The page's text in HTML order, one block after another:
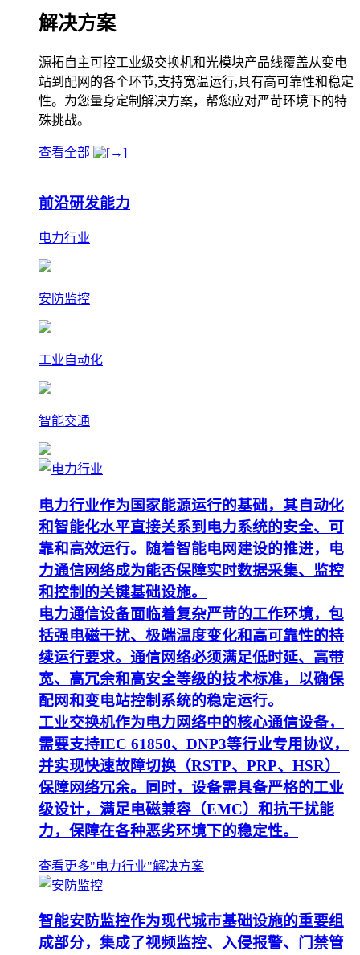
解决方案
源拓自主可控工业级交换机和光模块产品线覆盖从变电
站到配网的各个环节,支持宽温运行,具有高可靠性和稳定
性。为您量身定制解决方案，帮您应对严苛环境下的特
殊挑战。
查看全部
前沿研发能力
电力行业
安防监控
工业自动化
智能交通
电力行业作为国家能源运行的基础，其自动化
和智能化水平直接关系到电力系统的安全、可
靠和高效运行。随着智能电网建设的推进，电
力通信网络成为能否保障实时数据采集、监控
和控制的关键基础设施。
电力通信设备面临着复杂严苛的工作环境，包
括强电磁干扰、极端温度变化和高可靠性的持
续运行要求。通信网络必须满足低时延、高带
宽、高冗余和高安全等级的技术标准，以确保
配网和变电站控制系统的稳定运行。
工业交换机作为电力网络中的核心通信设备，
需要支持IEC 61850、DNP3等行业专用协议，
并实现快速故障切换（RSTP、PRP、HSR）
保障网络冗余。同时，设备需具备严格的工业
级设计，满足电磁兼容（EMC）和抗干扰能
力，保障在各种恶劣环境下的稳定性。
查看更多"电力行业"解决方案
智能安防监控作为现代城市基础设施的重要组
成部分，集成了视频监控、入侵报警、门禁管